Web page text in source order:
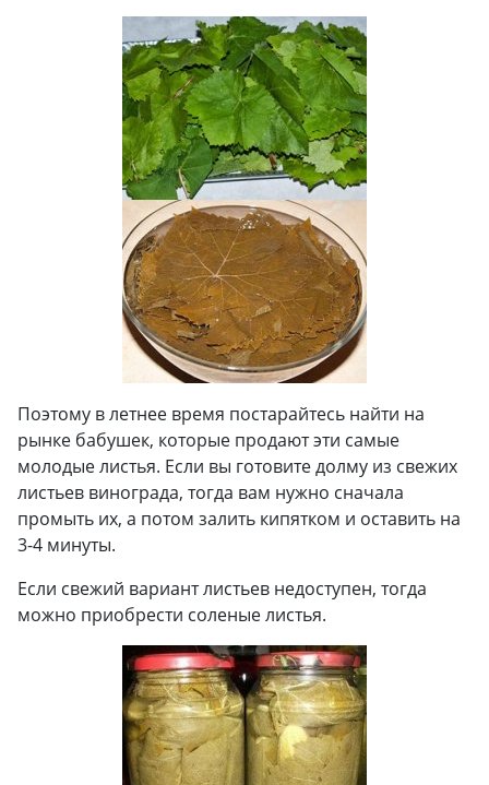
Поэтому в летнее время постарайтесь найти на
рынке бабушек, которые продают эти самые
молодые листья. Если вы готовите долму из свежих
листьев винограда, тогда вам нужно сначала
промыть их, а потом залить кипятком и оставить на
3-4 минуты.
Если свежий вариант листьев недоступен, тогда
можно приобрести соленые листья.